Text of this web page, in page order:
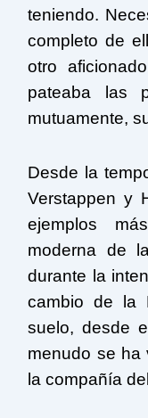
teniendo.
completo de
otro
pateaba las
mutuamente,
Desde la
Verstappen y
ejemplos
moderna de
durante la
cambio de la
suelo, desde
menudo se ha
la compañía